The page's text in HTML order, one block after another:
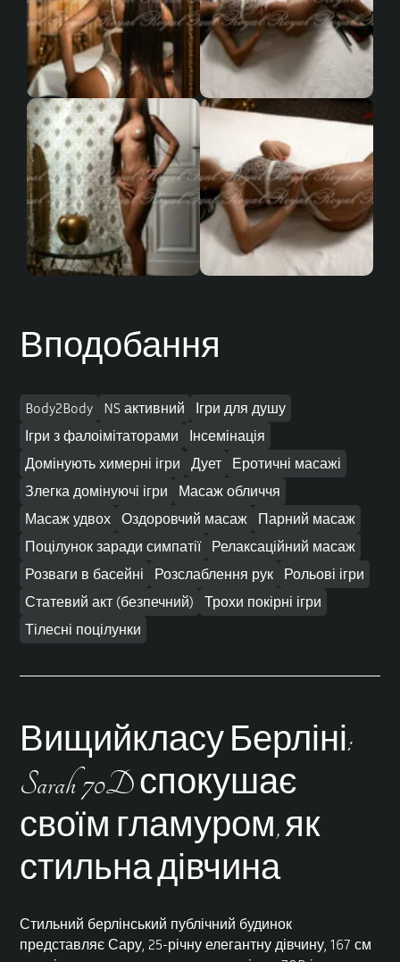
Вподобання
Body2Body NS активний
Ігри для душу
Ігри з фалоімітаторами
Інсемінація
Домінують химерні ігри
Дует
Еротичні масажі
Злегка домінуючі ігри
Масаж обличчя
Масаж удвох
Оздоровчий масаж
Парний масаж
Поцілунок заради симпатії
Релаксаційний масаж
Розваги в басейні
Розслаблення рук
Рольові ігри
Статевий акт (безпечний)
Трохи покірні ігри
Тілесні поцілунки
Вищийкласу Берліні:
Sarah 70D спокушає
своїм гламуром, як
стильна дівчина
Стильний берлінський публічний будинок
представляє Сару, 25-річну елегантну дівчину, 167 см